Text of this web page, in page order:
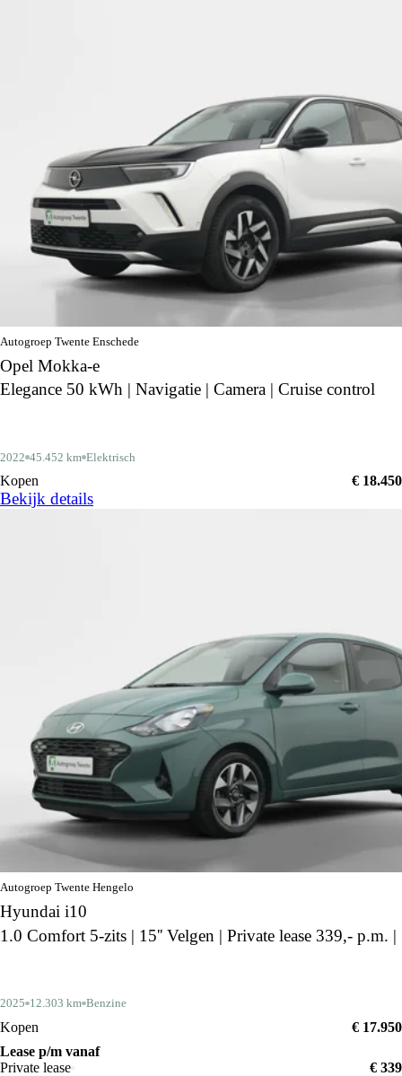
Autogroep Twente Enschede
Opel Mokka-e
Elegance 50 kWh | Navigatie | Camera | Cruise control
2022 45.452 km Elektrisch
Kopen € 18.450
Bekijk details
Autogroep Twente Hengelo
Hyundai i10
1.0 Comfort 5-zits | 15'' Velgen | Private lease 339,- p.m. |
2025 12.303 km Benzine
Kopen
€ 17.950
Lease p/m vanaf
Private lease
€ 339